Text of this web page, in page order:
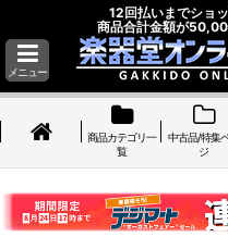
12回払いまでショ
商品合計金額が
メニュー
商品カテゴリ一
覧
中古品/特集
ジ